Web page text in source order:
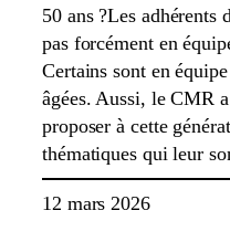
50 ans ?Les adhérents
pas forcément en
Certains sont en
âgées. Aussi, le CMR
proposer à cette
thématiques qui leur
12 mars 2026